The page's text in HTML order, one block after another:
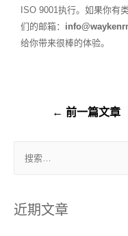
ISO 9001执行。如果你有
们的邮箱：
给你带来很棒的体验。
← 前一篇文章
近期文章